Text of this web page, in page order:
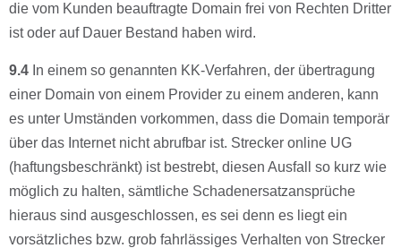
die vom Kunden beauftragte Domain frei von Rechten Dritter
ist oder auf Dauer Bestand haben wird.
9.4 In einem so genannten KK-Verfahren, der übertragung
einer Domain von einem Provider zu einem anderen, kann
es unter Umständen vorkommen, dass die Domain temporär
über das Internet nicht abrufbar ist. Strecker online UG
(haftungsbeschränkt) ist bestrebt, diesen Ausfall so kurz wie
möglich zu halten, sämtliche Schadenersatzansprüche
hieraus sind ausgeschlossen, es sei denn es liegt ein
vorsätzliches bzw. grob fahrlässiges Verhalten von Strecker